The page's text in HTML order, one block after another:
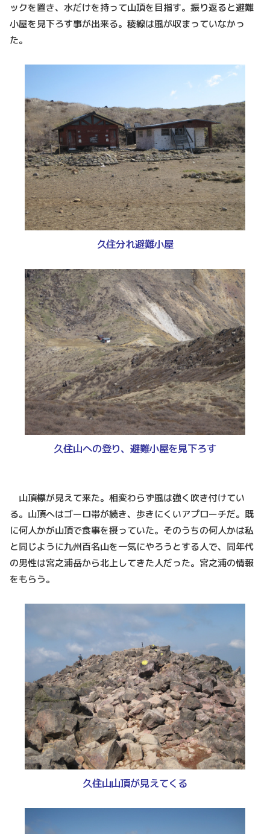
ックを置き、水だけを持って山頂を目指す。振り返ると避難
小屋を見下ろす事が出来る。稜線は風が収まっていなかっ
た。
久住分れ避難小屋
久住山への登り、避難小屋を見下ろす
山頂標が見えて来た。相変わらず風は強く吹き付けてい
る。山頂へはゴーロ帯が続き、歩きにくいアプローチだ。既
に何人かが山頂で食事を摂っていた。そのうちの何人かは私
と同じように九州百名山を一気にやろうとする人で、同年代
の男性は宮之浦岳から北上してきた人だった。宮之浦の情報
をもらう。
久住山山頂が見えてくる